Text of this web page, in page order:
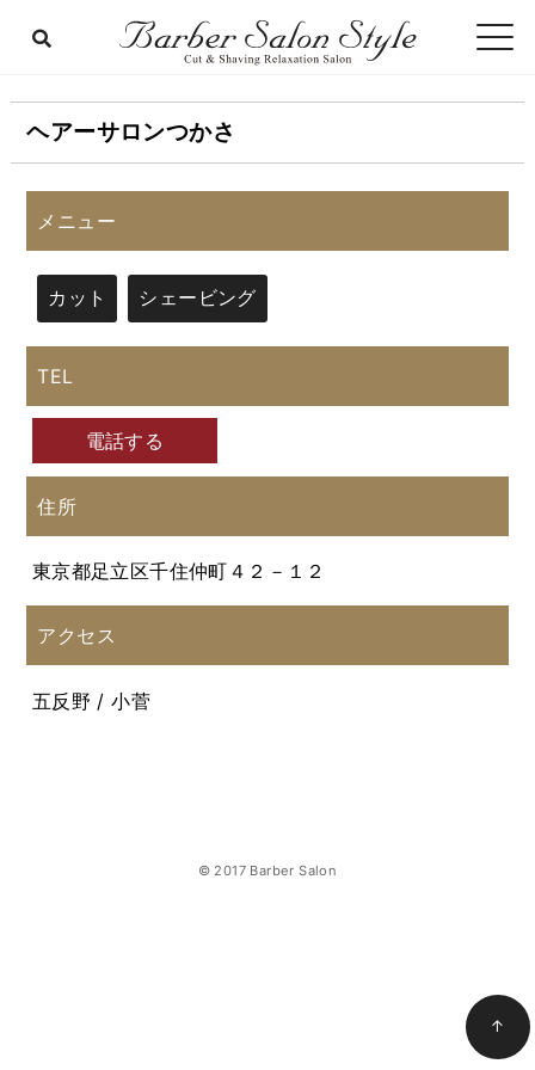
ヘアーサロンつかさ
メニュー
カット シェービング
TEL
電話する
住所
東京都足立区千住仲町４２－１２
アクセス
五反野 / 小菅
© 2017 Barber Salon
↑